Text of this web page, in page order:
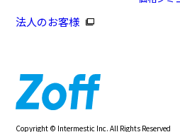
※商品が再入荷された際にメールでお知らせし
※本サービスは商品の購入をお約束するもので
※ご希望の商品が再入荷しない場合もございま
※「再入荷お知らせメール」はZoffオンライ
再入荷
法人のお客様
Copyright © Intermestic Inc. All Rights Reserved